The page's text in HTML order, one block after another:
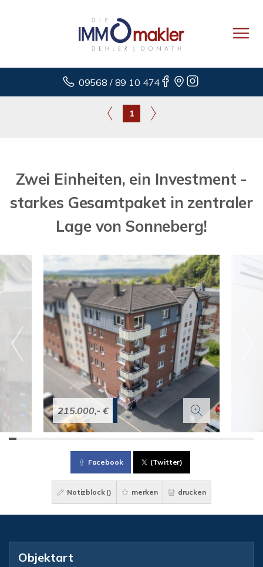
09568 / 89 10 474
1
Zwei Einheiten, ein Investment -
starkes Gesamtpaket in zentraler
Lage von Sonneberg!
215.000,- €
Facebook (Twitter)
Notizblock () merken drucken
Objektart